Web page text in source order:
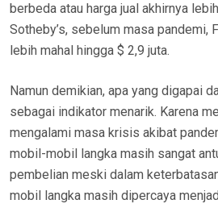
berbeda atau harga jual akhirnya
Sotheby’s, sebelum masa pandemi,
lebih mahal hingga $ 2,9 juta.
Namun demikian, apa yang digapai
sebagai indikator menarik. Karena
mengalami masa krisis akibat
mobil-mobil langka masih sangat
pembelian meski dalam
mobil langka masih dipercaya